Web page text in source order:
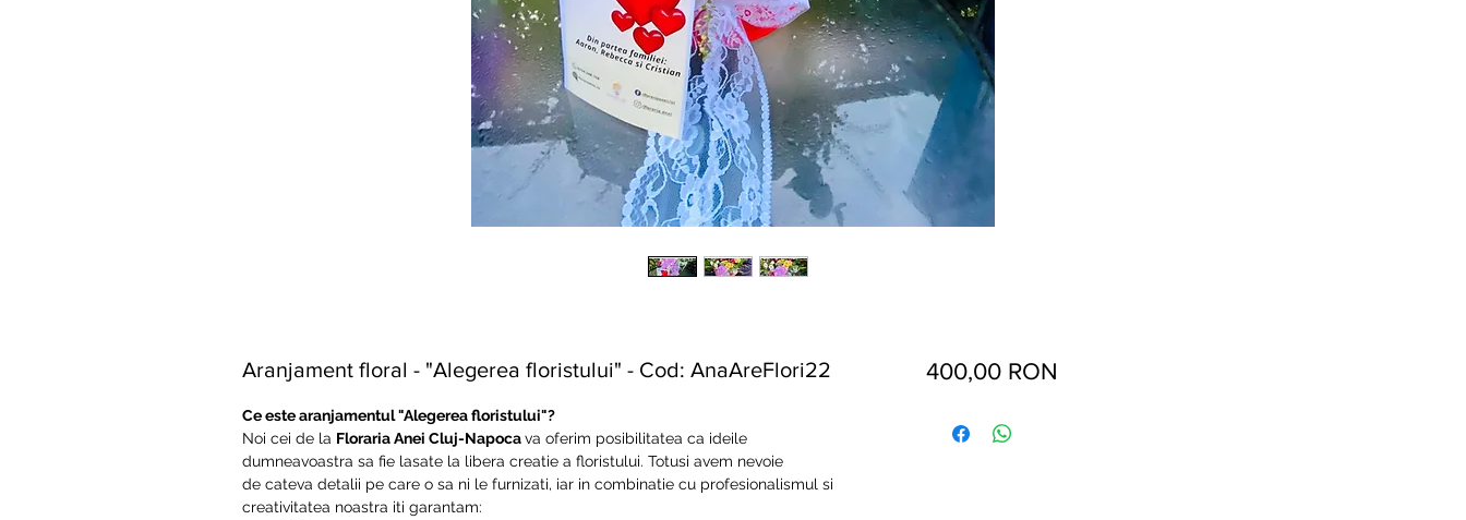
Aranjament floral - "Alegerea floristului" - Cod: AnaAreFlori22
Ce este aranjamentul "Alegerea floristului"?
Noi cei de la Floraria Anei Cluj-Napocava oferim posibilitatea ca ideile
dumneavoastra sa fie lasate la libera creatie a floristului. Totusi avem nevoie
de cateva detalii pe care o sa ni le furnizati, iar in combinatie cu profesionalismul si
creativitatea noastra iti garantam:
400,00 RON